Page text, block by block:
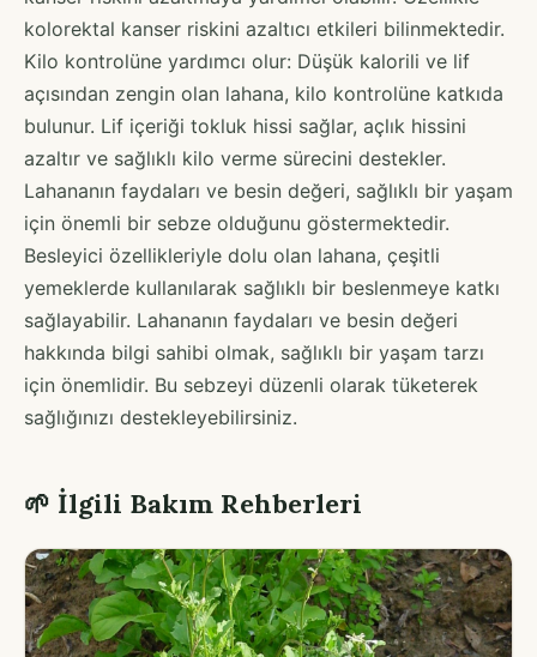
kolorektal kanser riskini azaltıcı etkileri bilinmektedir.
Kilo kontrolüne yardımcı olur: Düşük kalorili ve lif
açısından zengin olan lahana, kilo kontrolüne katkıda
bulunur. Lif içeriği tokluk hissi sağlar, açlık hissini
azaltır ve sağlıklı kilo verme sürecini destekler.
Lahananın faydaları ve besin değeri, sağlıklı bir yaşam
için önemli bir sebze olduğunu göstermektedir.
Besleyici özellikleriyle dolu olan lahana, çeşitli
yemeklerde kullanılarak sağlıklı bir beslenmeye katkı
sağlayabilir. Lahananın faydaları ve besin değeri
hakkında bilgi sahibi olmak, sağlıklı bir yaşam tarzı
için önemlidir. Bu sebzeyi düzenli olarak tüketerek
sağlığınızı destekleyebilirsiniz.
🌱 İlgili Bakım Rehberleri